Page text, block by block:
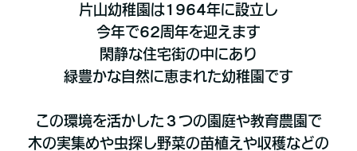
片山幼稚園は1964年に設立し
今年で62周年を迎えます
閑静な住宅街の中にあり
緑豊かな自然に恵まれた幼稚園です
この環境を活かした３つの園庭や教育農園で
木の実集めや虫探し野菜の苗植えや収穫などの